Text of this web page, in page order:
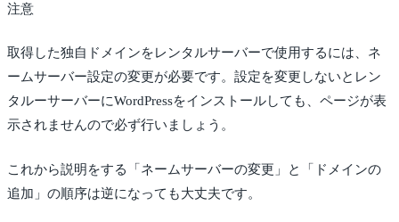
注意
取得した独自ドメインをレンタルサーバーで使用するには、ネ
ームサーバー設定の変更が必要です。設定を変更しないとレン
タルーサーバーにWordPressをインストールしても、ページが表
示されませんので必ず行いましょう。
これから説明をする「ネームサーバーの変更」と「ドメインの
追加」の順序は逆になっても大丈夫です。